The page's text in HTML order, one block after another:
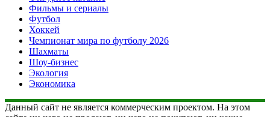
Фильмы и сериалы
Футбол
Хоккей
Чемпионат мира по футболу 2026
Шахматы
Шоу-бизнес
Экология
Экономика
Данный сайт не является коммерческим проектом. На этом